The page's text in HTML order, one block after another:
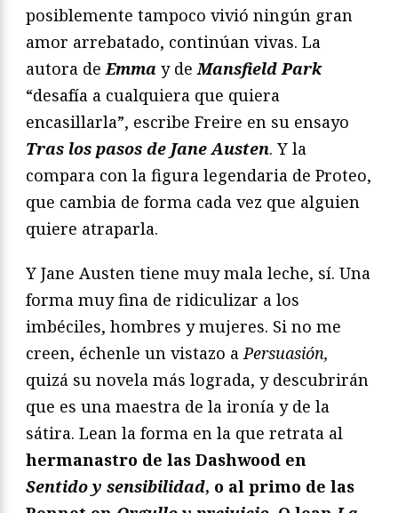
posiblemente tampoco vivió ningún gran
amor arrebatado, continúan vivas. La
autora de Emma y de Mansfield Park
“desafía a cualquiera que quiera
encasillarla”, escribe Freire en su ensayo
Tras los pasos de Jane Austen. Y la
compara con la figura legendaria de Proteo,
que cambia de forma cada vez que alguien
quiere atraparla.
Y Jane Austen tiene muy mala leche, sí. Una
forma muy fina de ridiculizar a los
imbéciles, hombres y mujeres. Si no me
creen, échenle un vistazo a Persuasión,
quizá su novela más lograda, y descubrirán
que es una maestra de la ironía y de la
sátira. Lean la forma en la que retrata al
hermanastro de las Dashwood en
Sentido y sensibilidad, o al primo de las